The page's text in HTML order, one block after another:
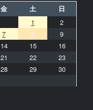
金 土 日
1
2
7 8
9
14 15
16
21 22
23
28 29
30